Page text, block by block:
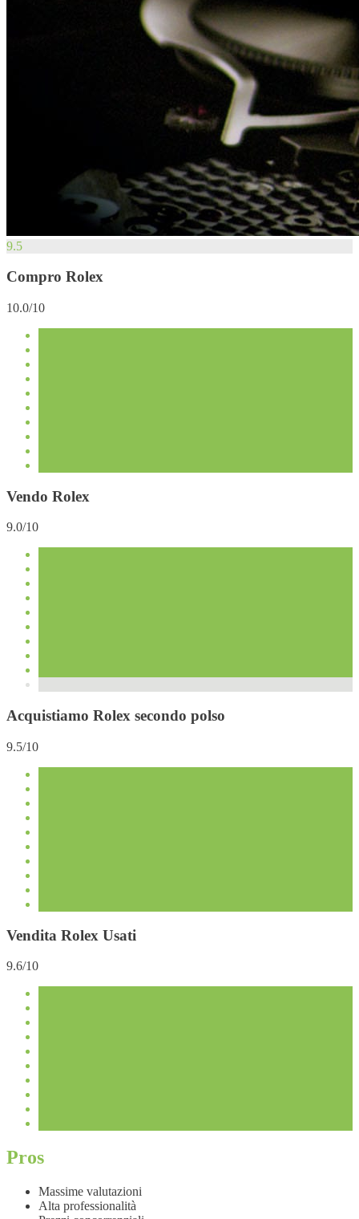
9.5
Compro Rolex
10.0/10
Vendo Rolex
9.0/10
Acquistiamo Rolex secondo polso
9.5/10
Vendita Rolex Usati
9.6/10
Pros
Massime valutazioni
Alta professionalità